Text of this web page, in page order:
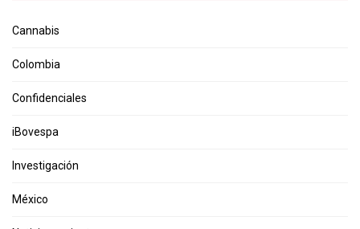
Cannabis
Colombia
Confidenciales
iBovespa
Investigación
México